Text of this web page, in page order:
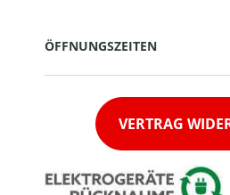
ÖFFNUNGSZEITEN
VERTRAG